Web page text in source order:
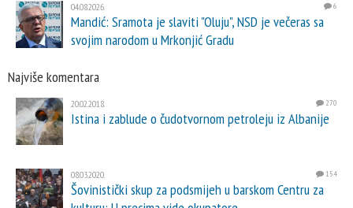
04.08.2026. 6
Mandić: Sramota je slaviti "Oluju", NSD je večeras sa
svojim narodom u Mrkonjić Gradu
Najviše komentara
20.02.2018. 270
Istina i zablude o čudotvornom petroleju iz Albanije
08.03.2020. 154
Šovinistički skup za podsmijeh u barskom Centru za